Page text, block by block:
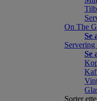
On The
Se
Se
Sorter